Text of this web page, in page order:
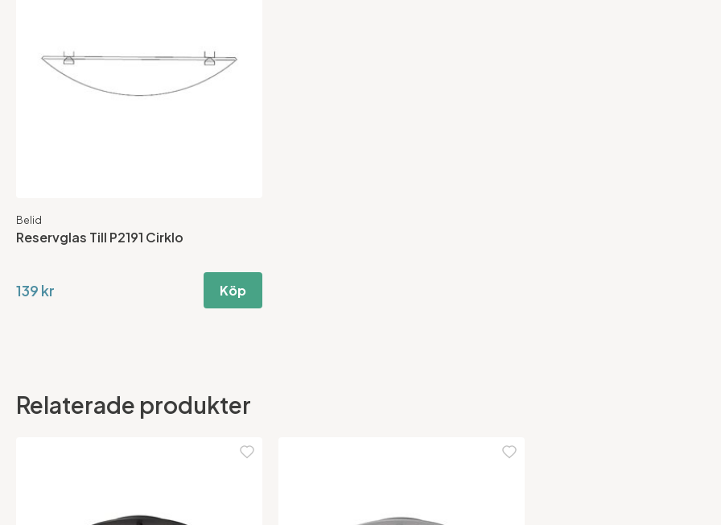
Belid
Reservglas Till P2191 Cirklo
139 kr Köp
Relaterade produkter